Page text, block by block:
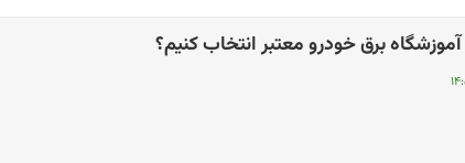
برق خودرو معتبر انتخاب کنیم؟